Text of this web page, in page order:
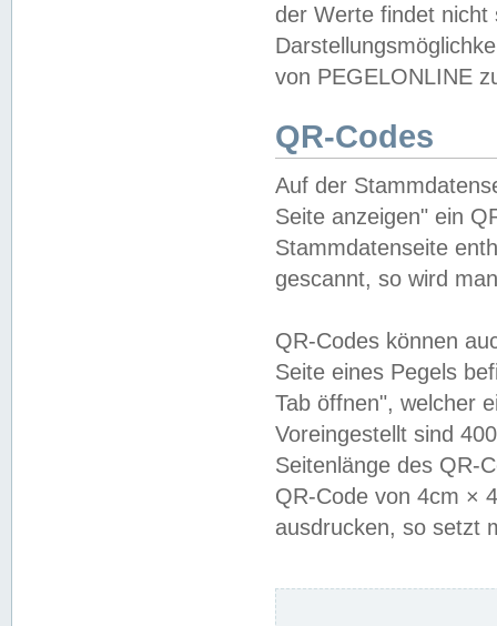
der Werte findet
von PEGELONLINE
QR-Codes
Auf der
Seite anzeigen" ein
Stammdatenseite
gescannt, so wird
QR-Codes können
Seite eines Pegels
Tab öffnen", welcher
Voreingestellt sind
Seitenlänge des QR-
QR-Code von 4cm ×
ausdrucken, so setzt